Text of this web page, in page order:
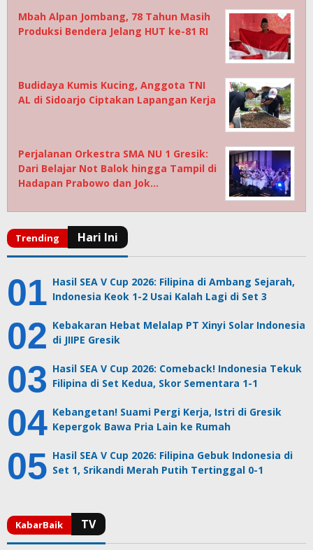
Mbah Alpan Jombang, 78 Tahun Masih
Produksi Bendera Jelang HUT ke-81 RI
Budidaya Kumis Kucing, Anggota TNI
AL di Sidoarjo Ciptakan Lapangan Kerja
Perjalanan Orkestra SMA NU 1 Gresik:
Dari Belajar Not Balok hingga Tampil di
Hadapan Prabowo dan Jok…
Hasil SEA V Cup 2026: Filipina di Ambang Sejarah,
Indonesia Keok 1-2 Usai Kalah Lagi di Set 3
Kebakaran Hebat Melalap PT Xinyi Solar Indonesia
di JIIPE Gresik
Hasil SEA V Cup 2026: Comeback! Indonesia Tekuk
Filipina di Set Kedua, Skor Sementara 1-1
Kebangetan! Suami Pergi Kerja, Istri di Gresik
Kepergok Bawa Pria Lain ke Rumah
Hasil SEA V Cup 2026: Filipina Gebuk Indonesia di
Set 1, Srikandi Merah Putih Tertinggal 0-1